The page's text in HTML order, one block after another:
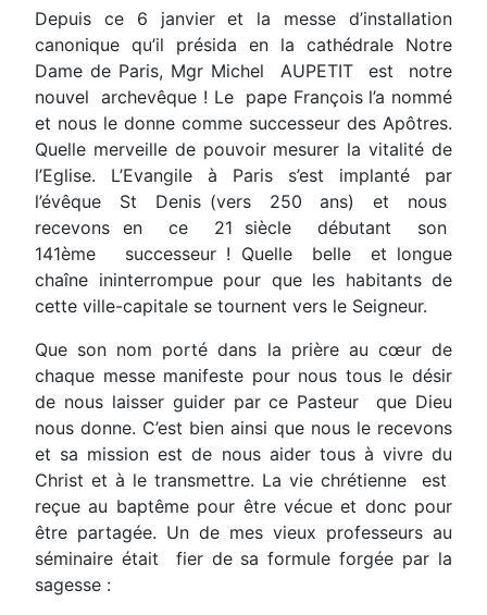
Depuis ce 6 janvier et la messe d’installation
canonique qu’il présida en la cathédrale Notre
Dame de Paris, Mgr Michel AUPETIT est notre
nouvel archevêque ! Le pape François l’a nommé
et nous le donne comme successeur des Apôtres.
Quelle merveille de pouvoir mesurer la vitalité de
l’Eglise. L’Evangile à Paris s’est implanté par
l’évêque St Denis (vers 250 ans) et nous
recevons en ce 21 siècle débutant son
141ème successeur ! Quelle belle et longue
chaîne ininterrompue pour que les habitants de
cette ville-capitale se tournent vers le Seigneur.
Que son nom porté dans la prière au cœur de
chaque messe manifeste pour nous tous le désir
de nous laisser guider par ce Pasteur que Dieu
nous donne. C’est bien ainsi que nous le recevons
et sa mission est de nous aider tous à vivre du
Christ et à le transmettre. La vie chrétienne est
reçue au baptême pour être vécue et donc pour
être partagée. Un de mes vieux professeurs au
séminaire était fier de sa formule forgée par la
sagesse :